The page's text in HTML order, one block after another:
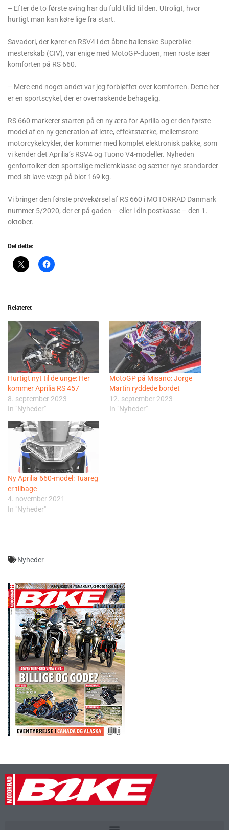
– Efter de to første sving har du fuld tillid til den. Utroligt, hvor
hurtigt man kan køre lige fra start.
Savadori, der kører en RSV4 i det åbne italienske Superbike-
mesterskab (CIV), var enige med MotoGP-duoen, men roste især
komforten på RS 660.
– Mere end noget andet var jeg forbløffet over komforten. Dette her
er en sportscykel, der er overraskende behagelig.
RS 660 markerer starten på en ny æra for Aprilia og er den første
model af en ny generation af lette, effektstærke, mellemstore
motorcykelcykler, der kommer med komplet elektronisk pakke, som
vi kender det Aprilia’s RSV4 og Tuono V4-modeller. Nyheden
genfortolker den sportslige mellemklasse og sætter nye standarder
med sit lave vægt på blot 169 kg.
Vi bringer den første prøvekørsel af RS 660 i MOTORRAD Danmark
nummer 5/2020, der er på gaden – eller i din postkasse – den 1.
oktober.
Del dette:
Relateret
Hurtigt nyt til de unge: Her
kommer Aprilia RS 457
8. september 2023
In "Nyheder"
MotoGP på Misano: Jorge
Martin ryddede bordet
12. september 2023
In "Nyheder"
Ny Aprilia 660-model: Tuareg
er tilbage
4. november 2021
In "Nyheder"
Nyheder